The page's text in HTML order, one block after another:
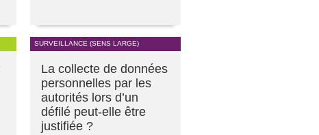
SURVEILLANCE (SENS LARGE)
La collecte de données
personnelles par les
autorités lors d’un
défilé peut-elle être
justifiée ?